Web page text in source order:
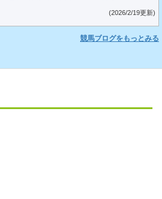
(2026/2/19更新)
競馬ブログをもっとみる